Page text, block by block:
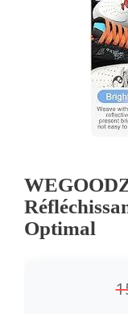
Optimal